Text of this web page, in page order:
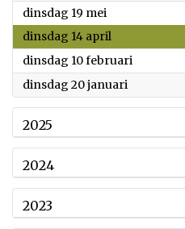
dinsdag 19 mei
dinsdag 14 april
dinsdag 10 februari
dinsdag 20 januari
2025
2024
2023